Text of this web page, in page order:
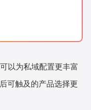
以为私域配置更丰富
可触及的产品选择更